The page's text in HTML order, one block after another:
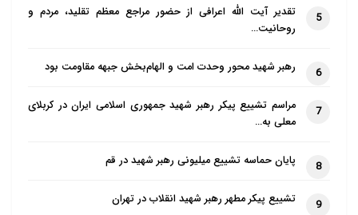
نوشت:
«پس از عملیات طوفان الاقصی و آغاز حملات رژیم
کارگری از عضویت در حزب کارگر استعفا داده‌اند. دلیل
طرز وحشتناکی مجازات دسته جمعی فلسطینیان در غزه را
5
تقدیر آیت الله اعرافی از حضور مراجع معظم تقلید، مردم و
روحانیت…
6 رهبر شهید محور وحدت امت و الهام‌بخش جبهه مقاومت بود
7
مراسم تشییع پیکر رهبر شهید جمهوری اسلامی ایران در کربلای
معلی به…
8 پایان حماسه تشییع میلیونی رهبر شهید در قم
9 تشییع پیکر مطهر رهبر شهید انقلاب در تهران